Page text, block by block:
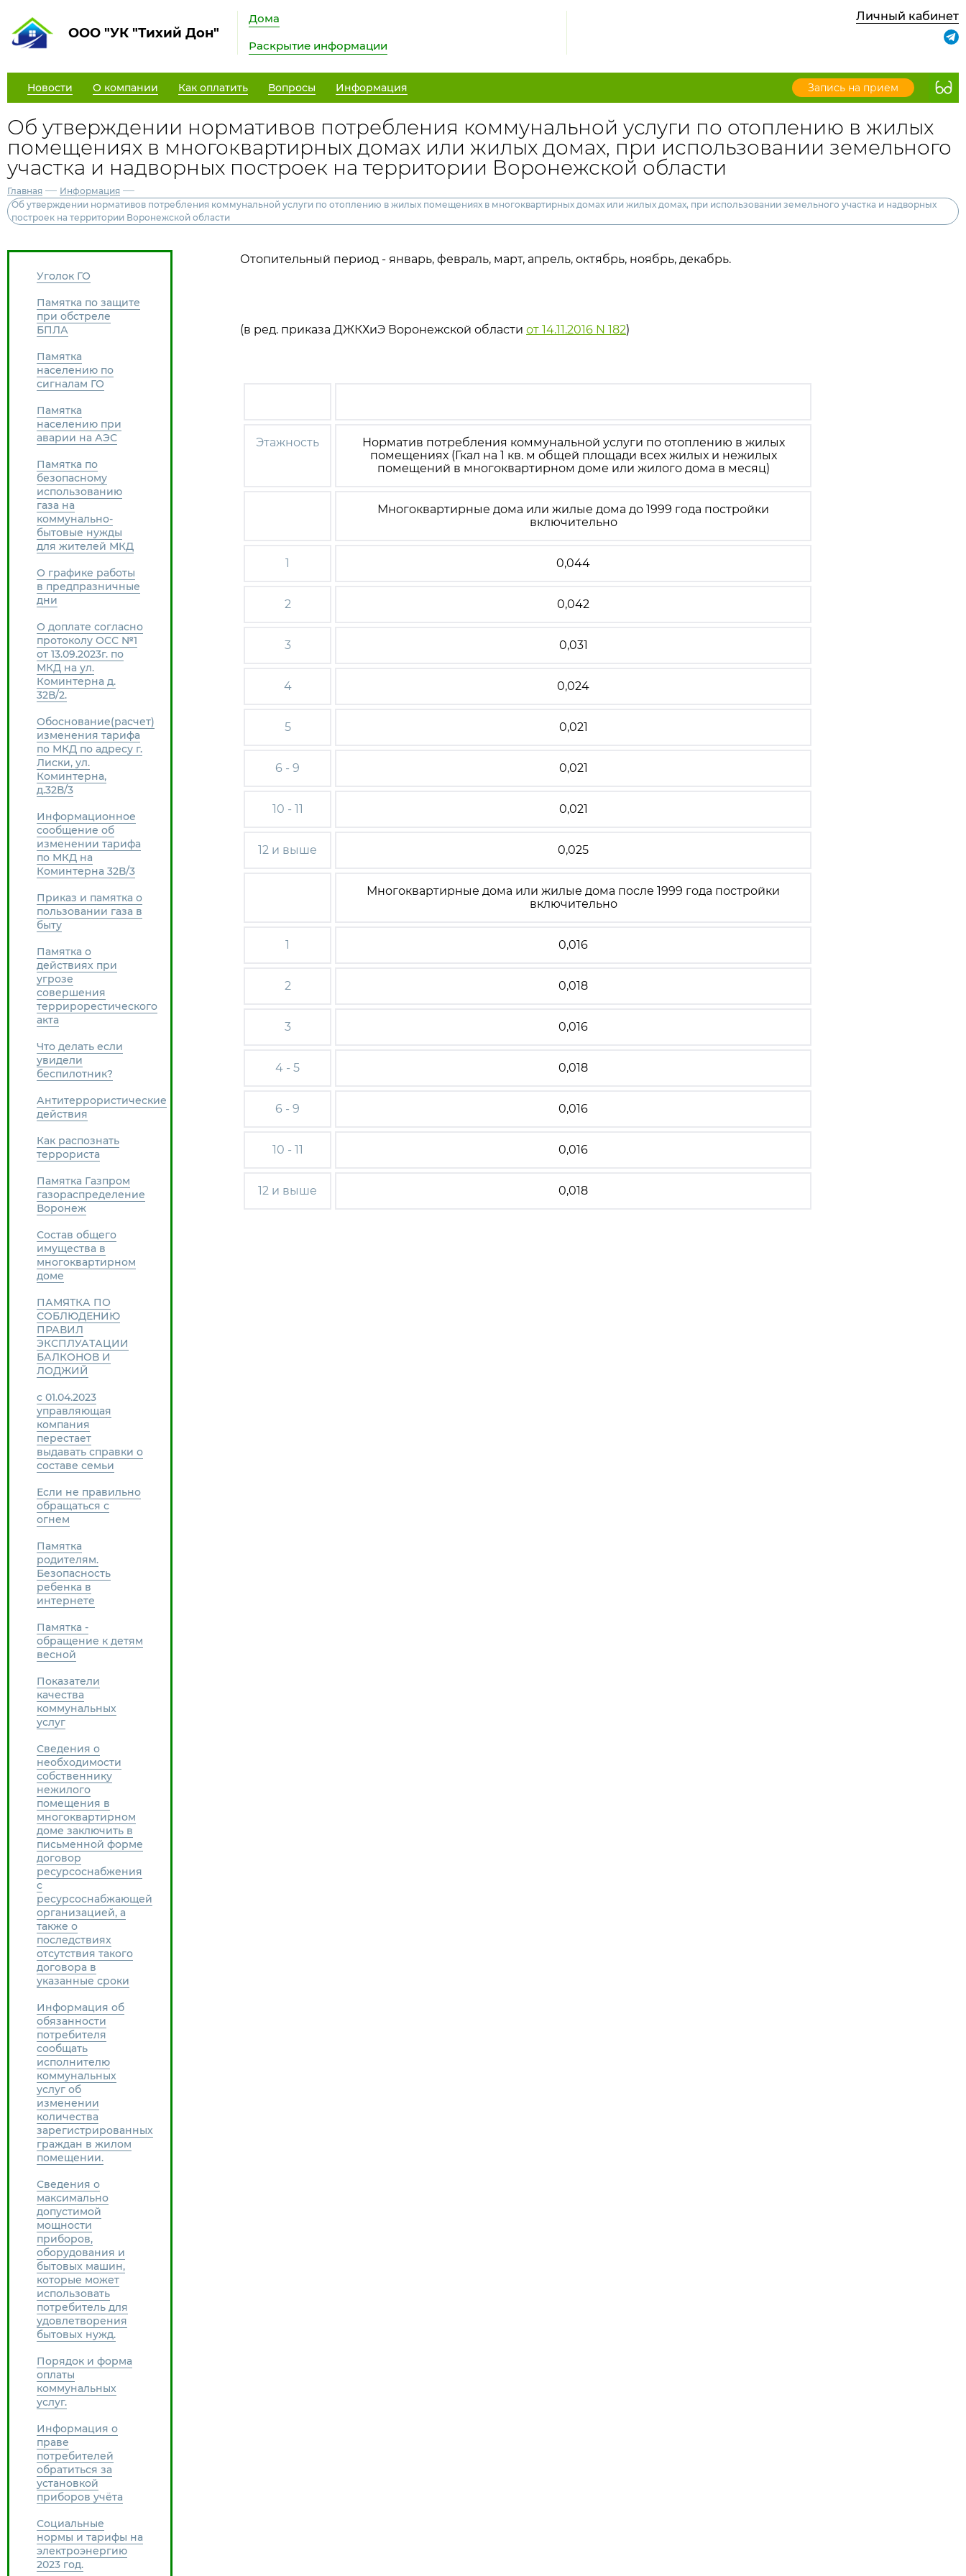
ООО "УК "Тихий Дон"
Дома
Раскрытие информации
Личный кабинет
Новости О компании Как оплатить Вопросы Информация Запись на прием
Об утверждении нормативов потребления коммунальной услуги по отоплению в жилых
помещениях в многоквартирных домах или жилых домах, при использовании земельного
участка и надворных построек на территории Воронежской области
Главная — Информация —
Об утверждении нормативов потребления коммунальной услуги по отоплению в жилых помещениях в многоквартирных домах или жилых домах, при использовании земельного участка и надворных
построек на территории Воронежской области
Уголок ГО
Памятка по защите
при обстреле
БПЛА
Памятка
населению по
сигналам ГО
Памятка
населению при
аварии на АЭС
Памятка по
безопасному
использованию
газа на
коммунально-
бытовые нужды
для жителей МКД
О графике работы
в предпразничные
дни
О доплате согласно
протоколу ОСС №1
от 13.09.2023г. по
МКД на ул.
Коминтерна д.
32В/2.
Обоснование(расчет)
изменения тарифа
по МКД по адресу г.
Лиски, ул.
Коминтерна,
д.32В/3
Информационное
сообщение об
изменении тарифа
по МКД на
Коминтерна 32В/3
Приказ и памятка о
пользовании газа в
быту
Памятка о
действиях при
угрозе
совершения
террирорестического
акта
Что делать если
увидели
беспилотник?
Антитеррористические
действия
Как распознать
террориста
Памятка Газпром
газораспределение
Воронеж
Состав общего
имущества в
многоквартирном
доме
ПАМЯТКА ПО
СОБЛЮДЕНИЮ
ПРАВИЛ
ЭКСПЛУАТАЦИИ
БАЛКОНОВ И
ЛОДЖИЙ
с 01.04.2023
управляющая
компания
перестает
выдавать справки о
составе семьи
Если не правильно
обращаться с
огнем
Памятка
родителям.
Безопасность
ребенка в
интернете
Памятка -
обращение к детям
весной
Показатели
качества
коммунальных
услуг
Сведения о
необходимости
собственнику
нежилого
помещения в
многоквартирном
доме заключить в
письменной форме
договор
ресурсоснабжения
с
ресурсоснабжающей
организацией, а
также о
последствиях
отсутствия такого
договора в
указанные сроки
Информация об
обязанности
потребителя
сообщать
исполнителю
коммунальных
услуг об
изменении
количества
зарегистрированных
граждан в жилом
помещении.
Сведения о
максимально
допустимой
мощности
приборов,
оборудования и
бытовых машин,
которые может
использовать
потребитель для
удовлетворения
бытовых нужд.
Порядок и форма
оплаты
коммунальных
услуг.
Информация о
праве
потребителей
обратиться за
установкой
приборов учёта
Социальные
нормы и тарифы на
электроэнергию
2023 год.
Отопительный период - январь, февраль, март, апрель, октябрь, ноябрь, декабрь.
(в ред. приказа ДЖКХиЭ Воронежской области от 14.11.2016 N 182)
Этажность
Норматив потребления коммунальной услуги по отоплению в жилых
помещениях (Гкал на 1 кв. м общей площади всех жилых и нежилых
помещений в многоквартирном доме или жилого дома в месяц)
Многоквартирные дома или жилые дома до 1999 года постройки
включительно
1 0,044
2 0,042
3 0,031
4 0,024
5 0,021
6 - 9 0,021
10 - 11 0,021
12 и выше 0,025
Многоквартирные дома или жилые дома после 1999 года постройки
включительно
1 0,016
2 0,018
3 0,016
4 - 5 0,018
6 - 9 0,016
10 - 11 0,016
12 и выше 0,018